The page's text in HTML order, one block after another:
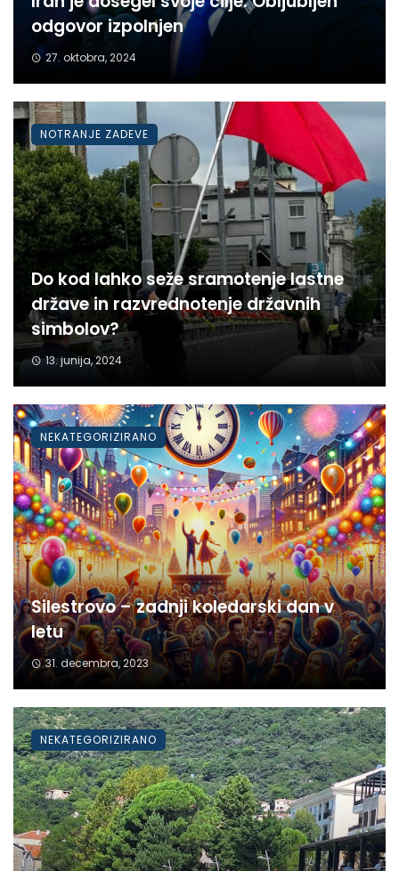
odgovor izpolnjen
27. oktobra, 2024
Do kod lahko seže sramotenje lastne
države in razvrednotenje državnih
simbolov?
13. junija, 2024
NOTRANJE ZADEVE
Silestrovo – zadnji koledarski dan v
letu
31. decembra, 2023
NEKATEGORIZIRANO
NEKATEGORIZIRANO